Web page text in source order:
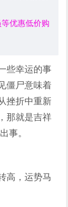
优惠低价购
些幸运的事
僵尸意味着
挫折中重新
那就是吉祥
事。
高，运势马